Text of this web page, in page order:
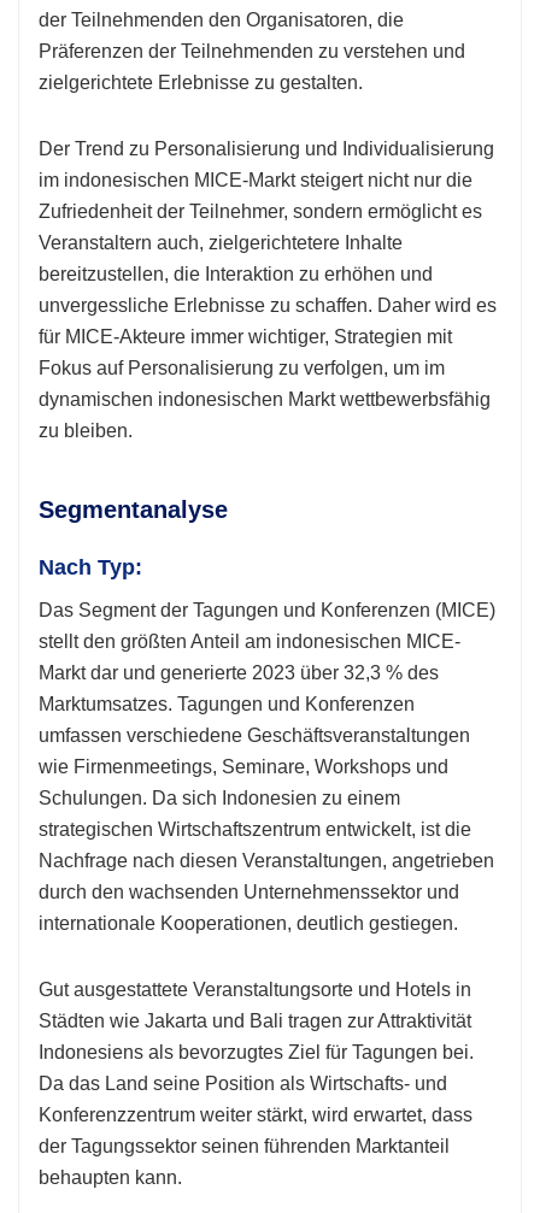
der Teilnehmenden den Organisatoren, die
Präferenzen der Teilnehmenden zu verstehen und
zielgerichtete Erlebnisse zu gestalten.
Der Trend zu Personalisierung und Individualisierung
im indonesischen MICE-Markt steigert nicht nur die
Zufriedenheit der Teilnehmer, sondern ermöglicht es
Veranstaltern auch, zielgerichtetere Inhalte
bereitzustellen, die Interaktion zu erhöhen und
unvergessliche Erlebnisse zu schaffen. Daher wird es
für MICE-Akteure immer wichtiger, Strategien mit
Fokus auf Personalisierung zu verfolgen, um im
dynamischen indonesischen Markt wettbewerbsfähig
zu bleiben.
Segmentanalyse
Nach Typ:
Das Segment der Tagungen und Konferenzen (MICE)
stellt den größten Anteil am indonesischen MICE-
Markt dar und generierte 2023 über 32,3 % des
Marktumsatzes. Tagungen und Konferenzen
umfassen verschiedene Geschäftsveranstaltungen
wie Firmenmeetings, Seminare, Workshops und
Schulungen. Da sich Indonesien zu einem
strategischen Wirtschaftszentrum entwickelt, ist die
Nachfrage nach diesen Veranstaltungen, angetrieben
durch den wachsenden Unternehmenssektor und
internationale Kooperationen, deutlich gestiegen.
Gut ausgestattete Veranstaltungsorte und Hotels in
Städten wie Jakarta und Bali tragen zur Attraktivität
Indonesiens als bevorzugtes Ziel für Tagungen bei.
Da das Land seine Position als Wirtschafts- und
Konferenzzentrum weiter stärkt, wird erwartet, dass
der Tagungssektor seinen führenden Marktanteil
behaupten kann.